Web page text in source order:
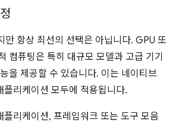
만 항상 최선의 선택은 아닙니다. GPU 또
컴퓨팅은 특히 대규모 모델과 고급 기기
을 제공할 수 있습니다. 이는 네이티브
플리케이션 모두에 적용됩니다.
플리케이션, 프레임워크 또는 도구 모음